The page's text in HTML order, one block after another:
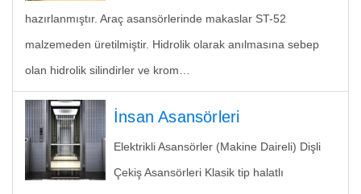
hazırlanmıştır. Araç asansörlerinde makaslar ST-52
malzemeden üretilmiştir. Hidrolik olarak anılmasına sebep
olan hidrolik silindirler ve krom…
İnsan Asansörleri
Elektrikli Asansörler (Makine Daireli) Dişli
Çekiş Asansörleri Klasik tip halatlı